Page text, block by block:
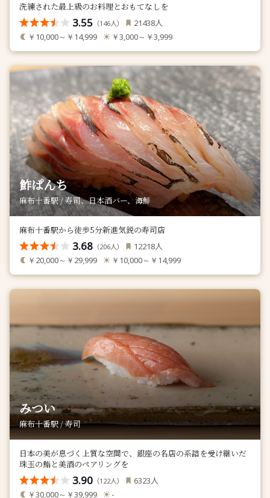
洗練された最上級のお料理とおもてなしを
3.55 （146人） 21438人
￥10,000～￥14,999 ￥3,000～￥3,999
鮓ぱんち
麻布十番駅 / 寿司、日本酒バー、海鮮
麻布十番駅から徒歩5分新進気鋭の寿司店
3.68 （206人） 12218人
￥20,000～￥29,999 ￥10,000～￥14,999
みつい
麻布十番駅 / 寿司
日本の美が息づく上質な空間で、銀座の名店の系譜を受け継いだ
珠玉の鮨と美酒のペアリングを
3.90 （122人） 6323人
￥30,000～￥39,999 -